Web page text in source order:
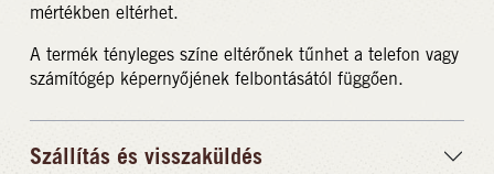
mértékben eltérhet.
A termék tényleges színe eltérőnek tűnhet a telefon vagy
számítógép képernyőjének felbontásától függően.
Szállítás és visszaküldés